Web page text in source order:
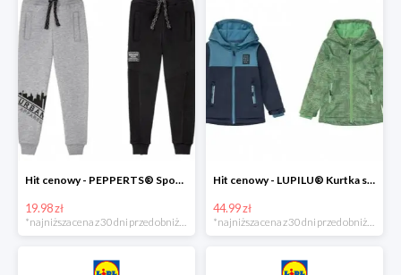
Hit cenowy - PEPPERTS® Spodnie dresowe chłopięce, 1 para
19.98 zł
Hit cenowy - LUPILU® Kurtka softshell chłopięca, 1 sztuka
44.99 zł